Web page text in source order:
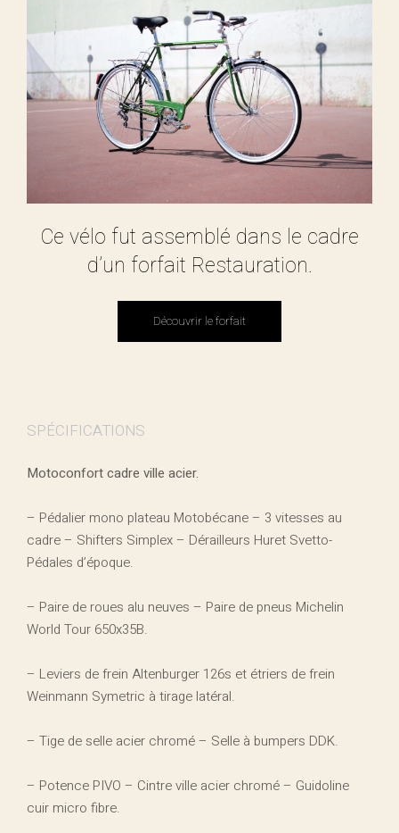
Ce vélo fut assemblé dans le cadre
d’un forfait Restauration.
Découvrir le forfait
Découvrir le forfait
SPÉCIFICATIONS
Motoconfort cadre ville acier.
– Pédalier mono plateau Motobécane – 3 vitesses au
cadre – Shifters Simplex – Dérailleurs Huret Svetto-
Pédales d’époque.
– Paire de roues alu neuves – Paire de pneus Michelin
World Tour 650x35B.
– Leviers de frein Altenburger 126s et étriers de frein
Weinmann Symetric à tirage latéral.
– Tige de selle acier chromé – Selle à bumpers DDK.
– Potence PIVO – Cintre ville acier chromé – Guidoline
cuir micro fibre.